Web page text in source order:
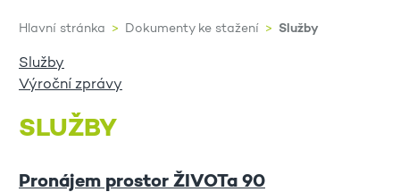
Hlavní stránka Dokumenty ke stažení Služby
Služby
Výroční zprávy
SLUŽBY
Pronájem prostor ŽIVOTa 90